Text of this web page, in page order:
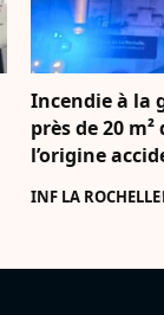
Incendie à la
près de 20
l’origine
INF LA ROCHELLE